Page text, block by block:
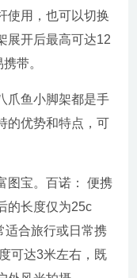
使用，也可以切换
展开后最高可达12
带。
爪鱼小脚架都是手
的优势和特点，可
图宝。百诺： 便携
的长度仅为25c
适合旅行或日常携
可达3米左右，既